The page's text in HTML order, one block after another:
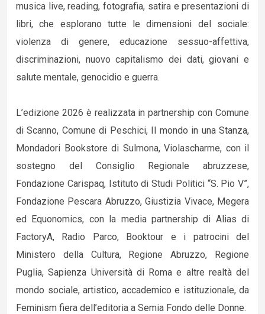
musica live, reading, fotografia, satira e presentazioni di
libri, che esplorano tutte le dimensioni del sociale:
violenza di genere, educazione sessuo-affettiva,
discriminazioni, nuovo capitalismo dei dati, giovani e
salute mentale, genocidio e guerra.
L’edizione 2026 è realizzata in partnership con Comune
di Scanno, Comune di Peschici, Il mondo in una Stanza,
Mondadori Bookstore di Sulmona, Violascharme, con il
sostegno del Consiglio Regionale abruzzese,
Fondazione Carispaq, Istituto di Studi Politici “S. Pio V”,
Fondazione Pescara Abruzzo, Giustizia Vivace, Megera
ed Equonomics, con la media partnership di Alias di
FactoryA, Radio Parco, Booktour e i patrocini del
Ministero della Cultura, Regione Abruzzo, Regione
Puglia, Sapienza Università di Roma e altre realtà del
mondo sociale, artistico, accademico e istituzionale, da
Feminism fiera dell’editoria a Semia Fondo delle Donne.